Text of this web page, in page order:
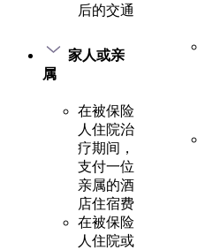
后的交通
家人或亲
属
在被保险
人住院治
疗期间，
支付一位
亲属的酒
店住宿费
在被保险
人住院或